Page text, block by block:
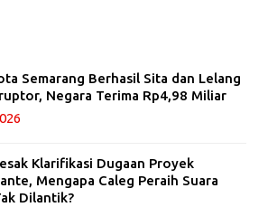
Semarang Berhasil Sita dan Lelang
Negara Terima Rp4,98 Miliar
Klarifikasi Dugaan Proyek
Mengapa Caleg Peraih Suara
Dilantik?